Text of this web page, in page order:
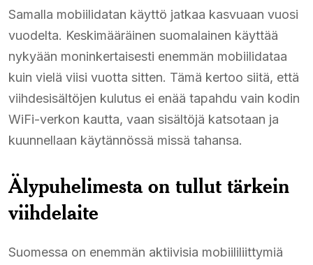
Samalla mobiilidatan käyttö jatkaa kasvuaan vuosi
vuodelta. Keskimääräinen suomalainen käyttää
nykyään moninkertaisesti enemmän mobiilidataa
kuin vielä viisi vuotta sitten. Tämä kertoo siitä, että
viihdesisältöjen kulutus ei enää tapahdu vain kodin
WiFi-verkon kautta, vaan sisältöjä katsotaan ja
kuunnellaan käytännössä missä tahansa.
Älypuhelimesta on tullut tärkein
viihdelaite
Suomessa on enemmän aktiivisia mobiililiittymiä